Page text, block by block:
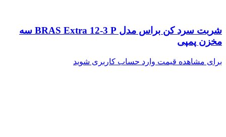
شربت سرد کن براس مدل BRAS Extra 12-3 P سه
مخزن پمپی
برای مشاهده قیمت وارد حساب کاربری شوید